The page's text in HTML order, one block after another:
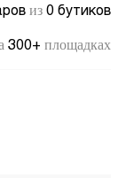
из 0 бутиков
300+ площадках